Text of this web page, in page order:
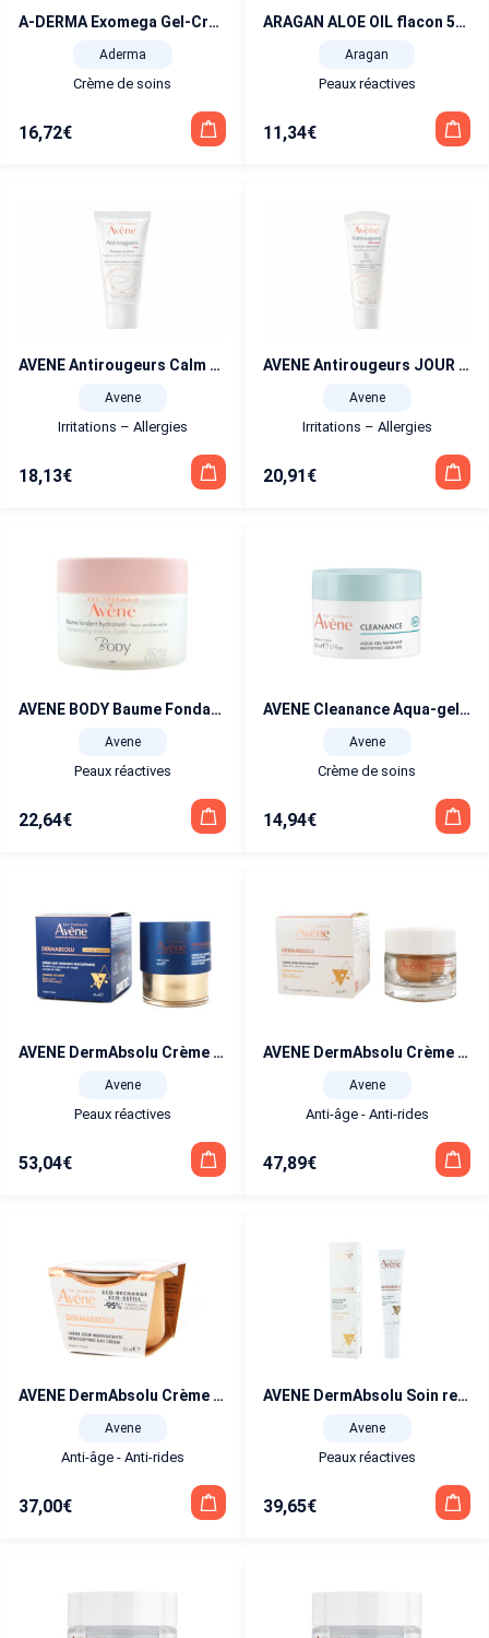
A-DERMA Exomega Gel-Crème Calmant 40 ml
Aderma
Crème de soins
16,72€
ARAGAN ALOE OIL flacon 50 ml
Aragan
Peaux réactives
11,34€
AVENE Antirougeurs Calm masque apaisant et réparateur 50 ml
Avene
Irritations – Allergies
18,13€
AVENE Antirougeurs JOUR émulsion apaisante SPF30 40 ml
Avene
Irritations – Allergies
20,91 €
AVENE BODY Baume Fondant Hydratant Pot 250 ml
Avene
Peaux réactives
22,64€
AVENE Cleanance Aqua-gel matifiant 50 ml
Avene
Crème de soins
14,94€
AVENE DermAbsolu Crème de nuit intensive resculptante 40 ml
Avene
Peaux réactives
53,04€
AVENE DermAbsolu Crème Jour redensifiante 50 ml
Avene
Anti-âge - Anti-rides
47,89€
AVENE DermAbsolu Crème Jour redensifiante Recharge 50 ml
Avene
Anti-âge - Anti-rides
37,00€
AVENE DermAbsolu Soin regard combleur 15 ml
Avene
Peaux réactives
39,65€